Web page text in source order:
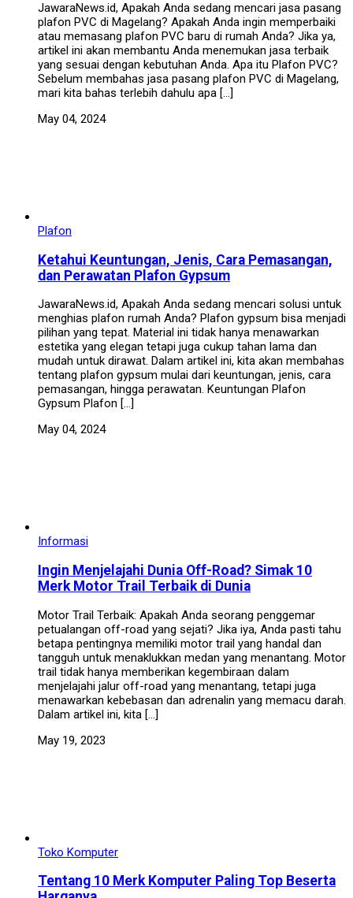
JawaraNews.id, Apakah Anda sedang mencari jasa pasang
plafon PVC di Magelang? Apakah Anda ingin memperbaiki
atau memasang plafon PVC baru di rumah Anda? Jika ya,
artikel ini akan membantu Anda menemukan jasa terbaik
yang sesuai dengan kebutuhan Anda. Apa itu Plafon PVC?
Sebelum membahas jasa pasang plafon PVC di Magelang,
mari kita bahas terlebih dahulu apa […]
May 04, 2024
Plafon
Ketahui Keuntungan, Jenis, Cara Pemasangan,
dan Perawatan Plafon Gypsum
JawaraNews.id, Apakah Anda sedang mencari solusi untuk
menghias plafon rumah Anda? Plafon gypsum bisa menjadi
pilihan yang tepat. Material ini tidak hanya menawarkan
estetika yang elegan tetapi juga cukup tahan lama dan
mudah untuk dirawat. Dalam artikel ini, kita akan membahas
tentang plafon gypsum mulai dari keuntungan, jenis, cara
pemasangan, hingga perawatan. Keuntungan Plafon
Gypsum Plafon […]
May 04, 2024
Informasi
Ingin Menjelajahi Dunia Off-Road? Simak 10
Merk Motor Trail Terbaik di Dunia
Motor Trail Terbaik: Apakah Anda seorang penggemar
petualangan off-road yang sejati? Jika iya, Anda pasti tahu
betapa pentingnya memiliki motor trail yang handal dan
tangguh untuk menaklukkan medan yang menantang. Motor
trail tidak hanya memberikan kegembiraan dalam
menjelajahi jalur off-road yang menantang, tetapi juga
menawarkan kebebasan dan adrenalin yang memacu darah.
Dalam artikel ini, kita […]
May 19, 2023
Toko Komputer
Tentang 10 Merk Komputer Paling Top Beserta